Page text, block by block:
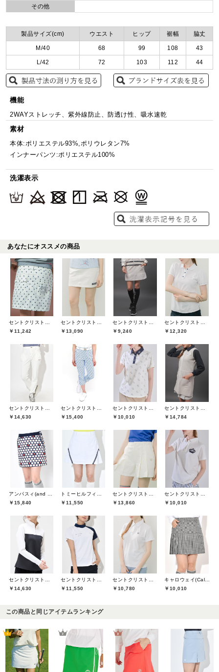
その他
製品サイズ(cm) ウエスト ヒップ 裾幅 脇丈
M/40 68 99 108 43
L/42 72 103 112 44
機能
2WAYストレッチ、紫外線防止、防透け性、吸水速乾
素材
本体:ポリエステル93%,ポリウレタン7%
インナーパンツ:ポリエステル100%
洗濯表示
あなたにオススメの商品
セントクリストファーゴルフ(St.ChristopherGolf)
￥11,242
セントクリストファーゴルフ(St.ChristopherGolf)
￥13,090
セントクリストファーゴルフ(St.ChristopherGolf)
￥9,240
セントクリストファーゴルフ(St.ChristopherGolf)
￥12,320
セントクリストファーゴルフ(St.ChristopherGolf)
￥14,630
セントクリストファーゴルフ(St.ChristopherGolf)
￥15,400
セントクリストファーゴルフ(St.ChristopherGolf)
￥10,010
セントクリストファーゴルフ(St.ChristopherGolf)
￥14,784
アンパスィ(and per se)
￥15,840
トミーヒルフィガーゴルフ(TOMMY HILFIGER GOLF)
￥11,550
セントクリストファーゴルフ(St.ChristopherGolf)
￥13,860
セントクリストファーゴルフ(St.ChristopherGolf)
￥10,010
セントクリストファーゴルフ(St.ChristopherGolf)
￥14,630
セントクリストファーゴルフ(St.ChristopherGolf)
￥11,550
セントクリストファーゴルフ(St.ChristopherGolf)
￥10,780
キャロウェイ(Callaway)
￥10,010
この商品と同じアイテムランキング